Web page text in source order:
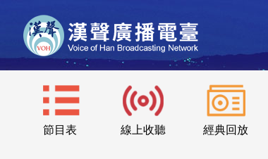
節目表 線上收聽 經典回放